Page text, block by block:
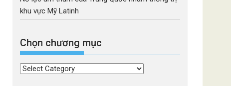
khu vực Mỹ Latinh
Chọn chương mục
Chọn